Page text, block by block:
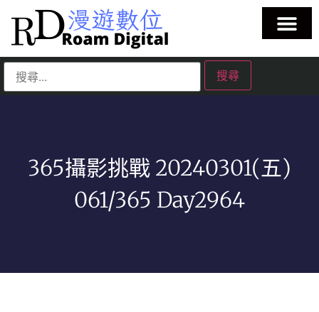
365攝影挑戰 20240301(五)
061/365 Day2964